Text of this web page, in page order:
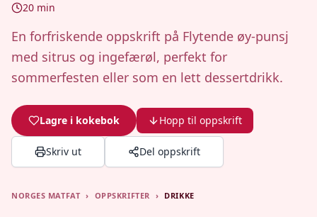
20 min
En forfriskende oppskrift på Flytende øy-punsj
med sitrus og ingefærøl, perfekt for
sommerfesten eller som en lett dessertdrikk.
Lagre i kokebok Hopp til oppskrift
Skriv ut Del oppskrift
NORGES MATFAT › OPPSKRIFTER › DRIKKE